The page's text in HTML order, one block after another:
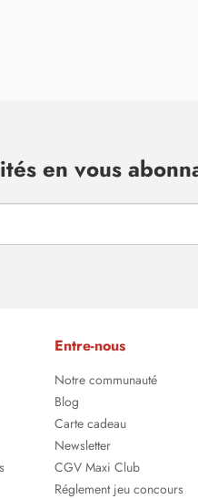
en vous
Entre-nous
Notre communauté
Blog
Carte cadeau
Newsletter
CGV Maxi Club
Réglement jeu concours